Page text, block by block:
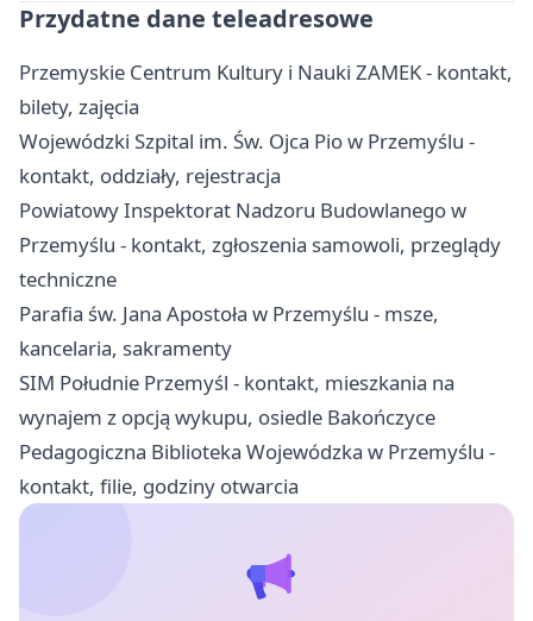
Przydatne dane teleadresowe
Przemyskie Centrum Kultury i Nauki ZAMEK - kontakt,
bilety, zajęcia
Wojewódzki Szpital im. Św. Ojca Pio w Przemyślu -
kontakt, oddziały, rejestracja
Powiatowy Inspektorat Nadzoru Budowlanego w
Przemyślu - kontakt, zgłoszenia samowoli, przeglądy
techniczne
Parafia św. Jana Apostoła w Przemyślu - msze,
kancelaria, sakramenty
SIM Południe Przemyśl - kontakt, mieszkania na
wynajem z opcją wykupu, osiedle Bakończyce
Pedagogiczna Biblioteka Wojewódzka w Przemyślu -
kontakt, filie, godziny otwarcia